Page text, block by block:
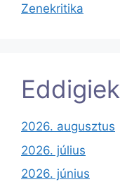
Zenekritika
Eddigiek
2026. augusztus
2026. július
2026. június